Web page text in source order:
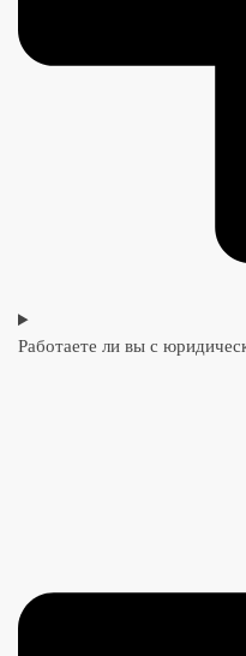
Работаете ли вы с